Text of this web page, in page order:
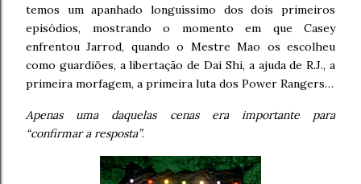
temos um apanhado longuíssimo dos dois primeiros
episódios, mostrando o momento em que Casey
enfrentou Jarrod, quando o Mestre Mao os escolheu
como guardiões, a libertação de Dai Shi, a ajuda de R.J., a
primeira morfagem, a primeira luta dos Power Rangers…
Apenas uma daquelas cenas era importante para
“confirmar a resposta”.